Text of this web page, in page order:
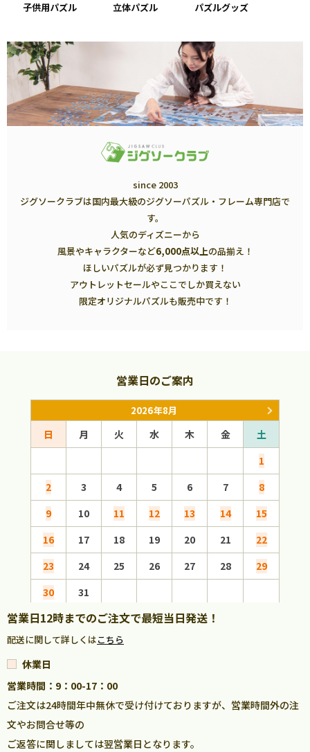
子供用パズル 立体パズル パズルグッズ
since 2003
ジグソークラブは国内最大級のジグソーパズル・フレーム専門店で
す。
人気のディズニーから
風景やキャラクターなど6,000点以上の品揃え！
ほしいパズルが必ず見つかります！
アウトレットセールやここでしか買えない
限定オリジナルパズルも販売中です！
営業日のご案内
2026年8月
日 月 火 水 木 金
土
1
2
3 4 5 6 7
8
9
10 11 12 13 14
15
16
17 18 19 20 21
22
23
24 25 26 27 28
29
30
31
営業日12時までのご注文で最短当日発送！
配送に関して詳しくはこちら
休業日
営業時間：9：00-17：00
ご注文は24時間年中無休で受け付けておりますが、営業時間外の注
文やお問合せ等の
ご返答に関しましては翌営業日となります。